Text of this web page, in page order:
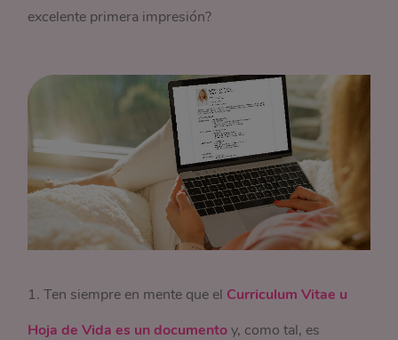
excelente primera impresión?
1. Ten siempre en mente que el Curriculum Vitae u
Hoja de Vida es un documentoy, como tal, es